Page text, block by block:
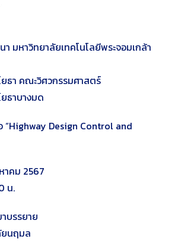
มหาวิทยาลัยเทคโนโลยีพระจอมเกล้า
ธา คณะวิศวกรรมศาสตร์
ธาบางมด
“Highway Design Control and
าคม 2567
น.
บรรยาย
นฤมล